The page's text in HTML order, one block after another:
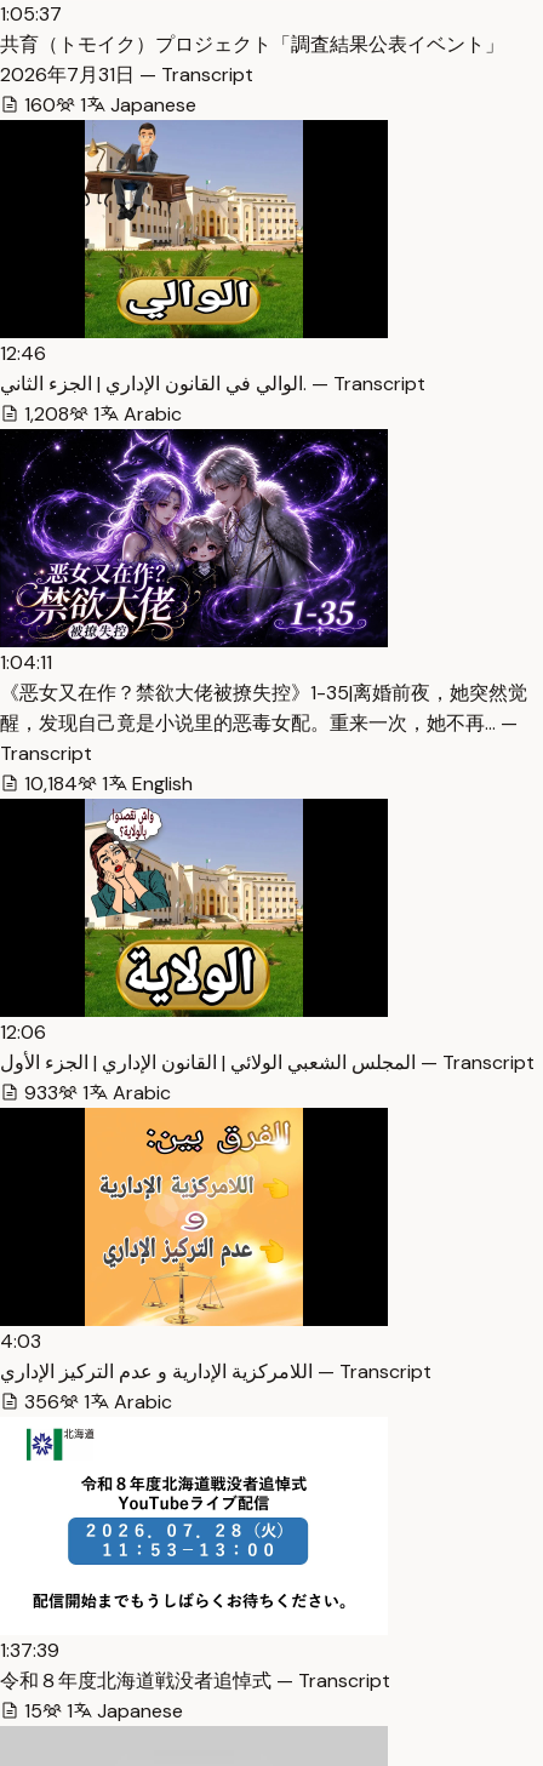
1:05:37
共育（トモイク）プロジェクト「調査結果公表イベント」
2026年7月31日 — Transcript
160
1 Japanese
12:46
الوالي في القانون الإداري | الجزء الثاني. — Transcript
1,208
1 Arabic
1:04:11
《恶女又在作？禁欲大佬被撩失控》1-35|离婚前夜，她突然觉
醒，发现自己竟是小说里的恶毒女配。重来一次，她不再… —
Transcript
10,184
1 English
12:06
المجلس الشعبي الولائي | القانون الإداري | الجزء الأول — Transcript
933
1 Arabic
4:03
اللامركزية الإدارية و عدم التركيز الإداري — Transcript
356
1 Arabic
1:37:39
令和８年度北海道戦没者追悼式 — Transcript
15
1 Japanese